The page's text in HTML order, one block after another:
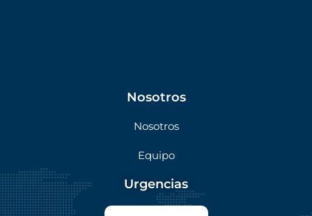
Nosotros
Nosotros
Equipo
Urgencias